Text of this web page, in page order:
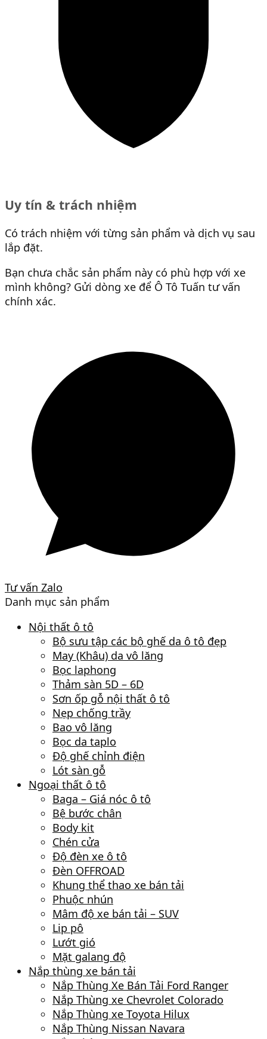
Uy tín & trách nhiệm
Có trách nhiệm với từng sản phẩm và dịch vụ sau
lắp đặt.
Bạn chưa chắc sản phẩm này có phù hợp với xe
mình không? Gửi dòng xe để Ô Tô Tuấn tư vấn
chính xác.
Tư vấn Zalo
Danh mục sản phẩm
Nội thất ô tô
Bộ sưu tập các bộ ghế da ô tô đẹp
May (Khâu) da vô lăng
Bọc laphong
Thảm sàn 5D – 6D
Sơn ốp gỗ nội thất ô tô
Nẹp chống trầy
Bao vô lăng
Bọc da taplo
Độ ghế chỉnh điện
Lót sàn gỗ
Ngoại thất ô tô
Baga – Giá nóc ô tô
Bệ bước chân
Body kit
Chén cửa
Độ đèn xe ô tô
Đèn OFFROAD
Khung thể thao xe bán tải
Phuộc nhún
Mâm độ xe bán tải – SUV
Lip pô
Lướt gió
Mặt galang độ
Nắp thùng xe bán tải
Nắp Thùng Xe Bán Tải Ford Ranger
Nắp Thùng xe Chevrolet Colorado
Nắp Thùng xe Toyota Hilux
Nắp Thùng Nissan Navara